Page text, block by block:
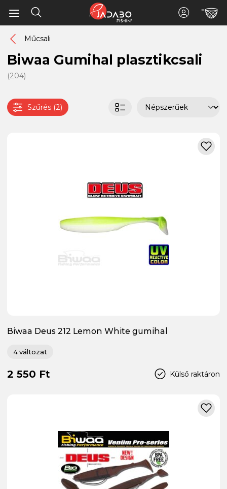
Műcsali
Biwaa Gumihal plasztikcsali
(204)
Szűrés (2)
Biwaa Deus 212 Lemon White gumihal
4 változat
Külső raktáron
2 550 Ft